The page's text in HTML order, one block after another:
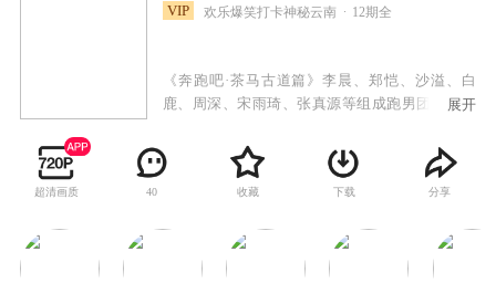
VIP 欢乐爆笑打卡神秘云南 12期全
《奔跑吧·茶马古道篇》李晨、郑恺、沙溢、白
鹿、周深、宋雨琦、张真源等组成跑男团沿着茶
四座城市，深入体验西南民族特色和非遗人文底
蕴。跑男团参与非遗文化的传承，学习普洱茶的
制作工艺感受茶文化的博大精深，走访纳西族、
助力公益事业，让古老的文化遗产在现代社会中
焕发出新的活力。
展开
超清画质 40 收藏 下载 分享